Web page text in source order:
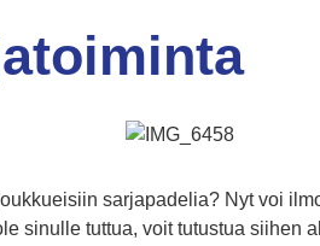
sarjapadelia? Nyt voi
sinulle tuttua, voit tutustua siihen